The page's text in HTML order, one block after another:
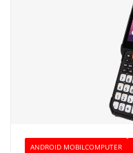
ANDROID MOBILCOMPUTER